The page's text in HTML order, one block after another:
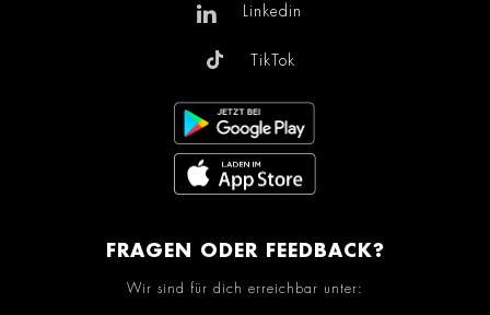
Linkedin
TikTok
FRAGEN ODER FEEDBACK?
Wir sind für dich erreichbar unter: